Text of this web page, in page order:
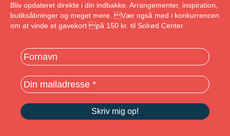
Bliv opdateret direkte i din indbakke. Arrangementer, inspiration,
butiksåbninger og meget mere. Vær også med i konkurrencen
om at vinde et gavekort på 150 kr. til Solrød Center.